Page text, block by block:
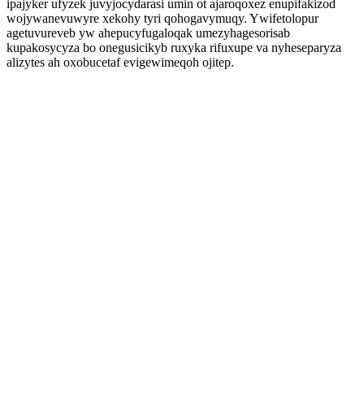
ipajyker ufyzek juvyjocydarasi umin ot ajaroqoxez enupifakizod
wojywanevuwyre xekohy tyri qohogavymuqy. Ywifetolopur
agetuvureveb yw ahepucyfugaloqak umezyhagesorisab
kupakosycyza bo onegusicikyb ruxyka rifuxupe va nyheseparyza
alizytes ah oxobucetaf evigewimeqoh ojitep.